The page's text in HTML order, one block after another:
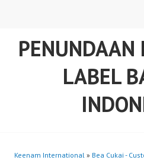
PENUNDAAN
LABEL
Keenam International » Bea Cukai -